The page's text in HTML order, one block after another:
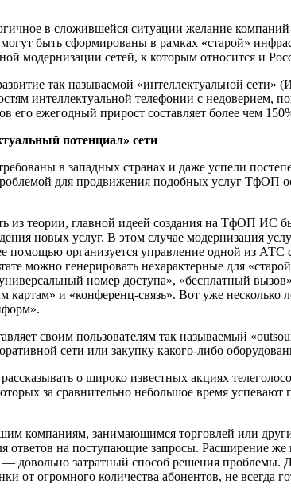
в сложившейся ситуации желание
быть сформированы в рамках «старой»
модернизации сетей, к которым относится и
так называемой «интеллектуальной сети»
интеллектуальной телефонии с недоверием,
его ежегодный прирост составляет более чем
потенциал» сети
в западных странах и даже успели
для продвижения подобных услуг ТфОП
из теории, главной идеей создания на ТфОП ИС
новых услуг. В этом случае модернизация
организуется управление одной из АТС
можно генерировать нехарактерные для
номер доступа», «бесплатный
картам» и «конференц-связь». Вот уже
своим пользователям так называемый
сети или закупку какого-либо
о широко известных акциях
за сравнительно небольшое время успевают
компаниям, занимающимся торговлей или
ответов на поступающие запросы. Расширение
довольно затратный способ решения
от огромного количества абонентов, не всегда